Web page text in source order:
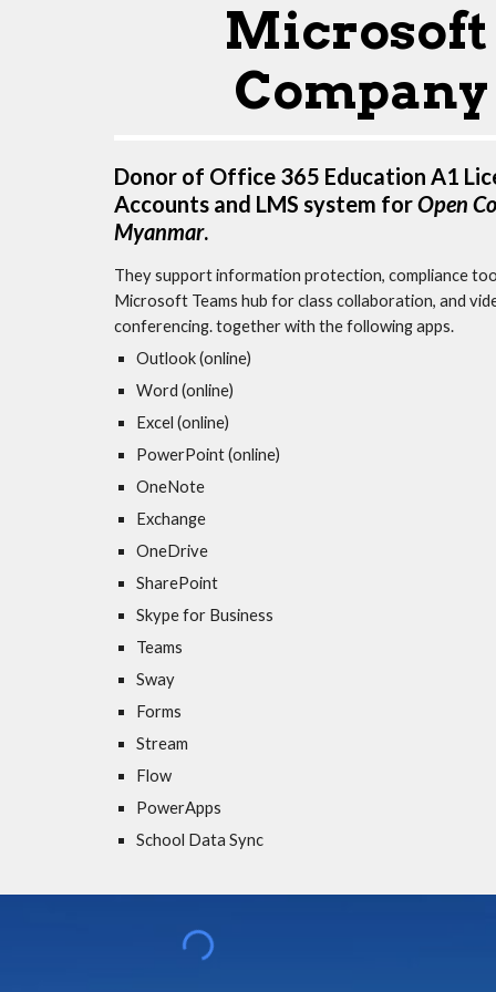
Microsoft
Company
Donor of Office 365 Education A1
Accounts and LMS system for Open
Myanmar.
They support information protection, compliance
Microsoft Teams hub for class collaboration, and
conferencing. together with the following apps.
Outlook (online)
Word (online)
Excel (online)
PowerPoint (online)
OneNote
Exchange
OneDrive
SharePoint
Skype for Business
Teams
Sway
Forms
Stream
Flow
PowerApps
School Data Sync